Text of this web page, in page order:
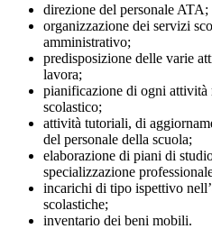
direzione del personale ATA;
organizzazione dei servizi
amministrativo;
predisposizione delle varie
lavora;
pianificazione di ogni attività
scolastico;
attività tutoriali, di
del personale della scuola;
elaborazione di piani di
specializzazione
incarichi di tipo ispettivo
scolastiche;
inventario dei beni mobili.